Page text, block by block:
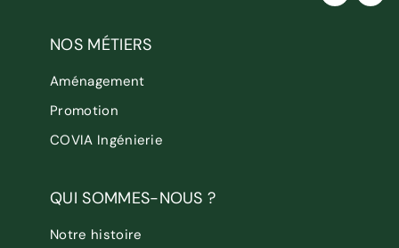
NOS MÉTIERS
Aménagement
Promotion
COVIA Ingénierie
QUI SOMMES-NOUS ?
Notre histoire